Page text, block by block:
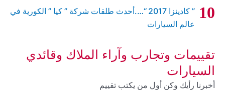
” كادينزا 2017 “….أحدث طلقات شركة ” كيا ” الكورية في
عالم السيارات
تقييمات وتجارب وآراء الملاك وقائدي
السيارات
أخبرنا رأيك وكن أول من يكتب تقييم